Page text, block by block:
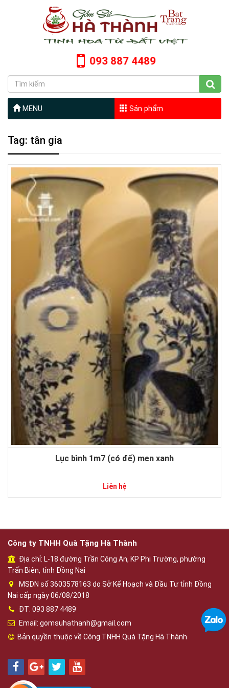
093 887 4489
MENU Sản phẩm
Tag: tân gia
Lục bình 1m7 (có đế) men xanh
Liên hệ
Công ty TNHH Quà Tặng Hà Thành
Địa chỉ: L-18 đường Trần Công An, KP Phi Trường, phường
Trấn Biên, tỉnh Đồng Nai
MSDN số 3603578163 do Sở Kế Hoạch và Đầu Tư tỉnh Đồng
Nai cấp ngày 06/08/2018
ĐT: 093 887 4489
Email: gomsuhathanh@gmail.com
Bản quyền thuộc về Công TNHH Quà Tặng Hà Thành